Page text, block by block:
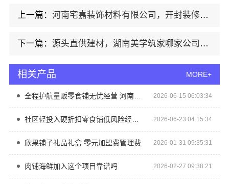
上一篇：河南宅嘉装饰材料有限公司，开封装修专业之选
下一篇： 源头直供建材，湖南美学筑家哪家公司更专业
相关产品 MORE+
全程护航量贩零食铺无忧经营 河南零百味供应链有限公司加盟扶持 2026-06-15 06:03:34
社区轻投入硬折扣零食铺低风险经营河南零百味供应链有限公司 2026-06-23 04:15:34
欣果铺子礼品礼盒 零元加盟费管理费 2026-01-31 09:35:31
肉铺海鲜加入这个项目靠谱吗 2026-02-27 09:38:21